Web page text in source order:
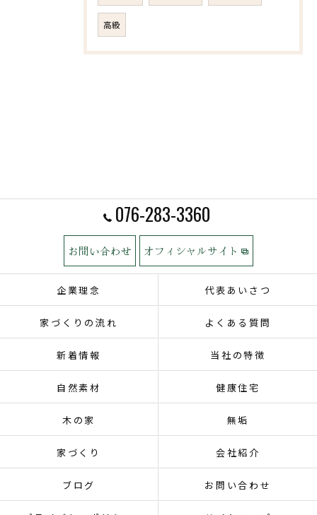
高級
076-283-3360
お問い合わせ オフィシャルサイト
企業理念 代表あいさつ
家づくりの流れ よくある質問
新着情報 当社の特徴
自然素材 健康住宅
木の家 無垢
家づくり 会社紹介
ブログ お問い合わせ